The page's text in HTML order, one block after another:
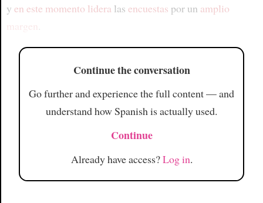
y en este momento lidera las encuestas por un amplio
margen
Continue the conversation
Go further and experience the full content — and
understand how Spanish is actually used.
Continue
Already have access?Log in.